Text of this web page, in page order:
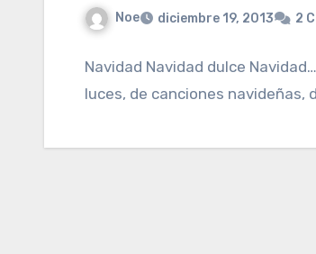
Noe diciembre 19, 2013 2
Navidad Navidad dulce
luces, de canciones